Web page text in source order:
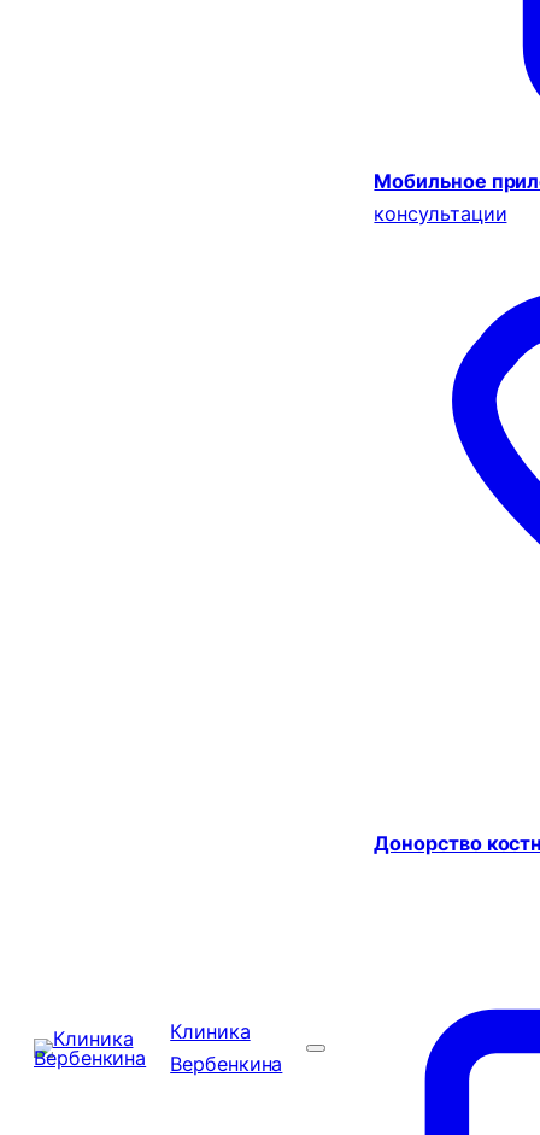
Клиника
Вербенкина
Мобильное
консультации
Донорство